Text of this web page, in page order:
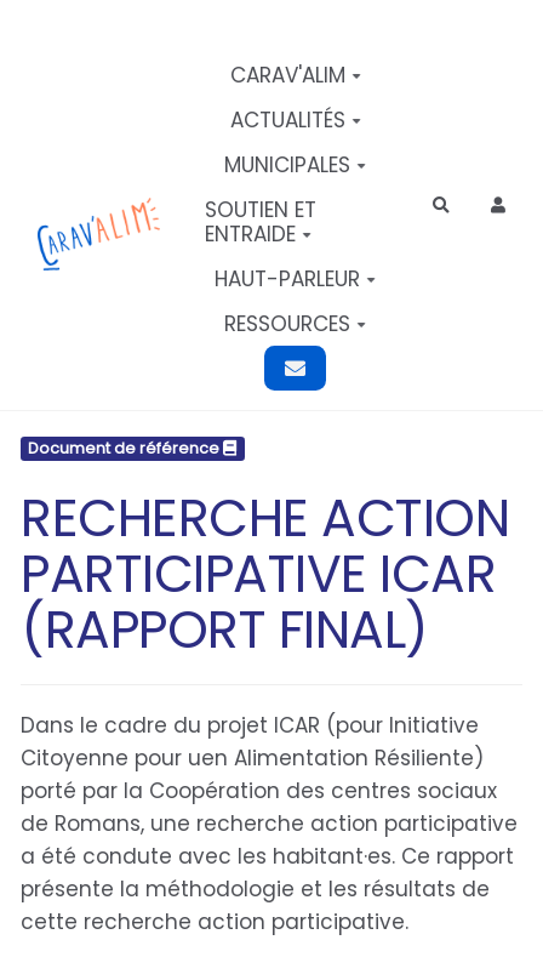
CARAV'ALIM
ACTUALITÉS
MUNICIPALES
SOUTIEN ET
ENTRAIDE
HAUT-PARLEUR
RESSOURCES
Rechercher
Document de référence
RECHERCHE ACTION
PARTICIPATIVE ICAR
(RAPPORT FINAL)
Dans le cadre du projet ICAR (pour Initiative
Citoyenne pour uen Alimentation Résiliente)
porté par la Coopération des centres sociaux
de Romans, une recherche action participative
a été condute avec les habitant·es. Ce rapport
présente la méthodologie et les résultats de
cette recherche action participative.